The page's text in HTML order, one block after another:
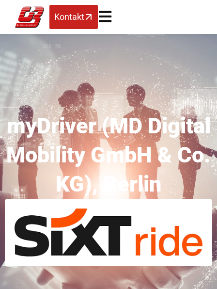
Kontakt
myDriver (MD Digital
Mobility GmbH & Co.
KG), Berlin